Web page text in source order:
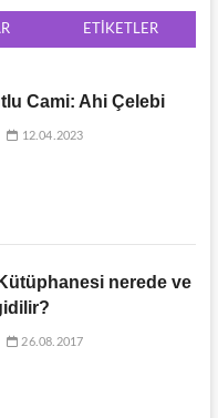
ETIKETLER
Cami: Ahi Çelebi
12.04.2023
nerede ve
26.08.2017